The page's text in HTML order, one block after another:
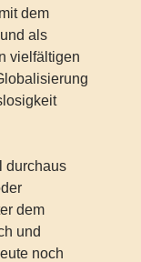
dem
als
vielfältigen
durchaus
dem
und
noch